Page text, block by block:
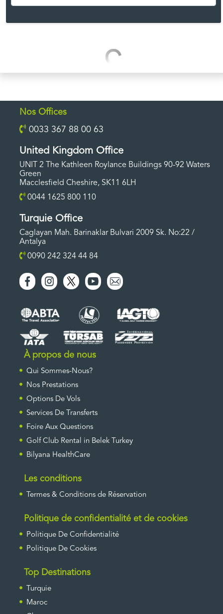
Nos Offices
0033 367 88 00 63
United Kingdom Office
UNIT 2 The Kathleen Roylance Buildings 90-92 Waters
Green
Macclesfield Cheshire, SK11 6LH
0044 1625 800 110
Turquie Office
Caglayan Mah. Barinaklar Bulvari 2009 Sk. No:22 /
Antalya
0090 242 324 44 84
À propos de nous
Qui Sommes-Nous?
Nos Prestations
Options De Vols
Services De Transferts
Foire Aux Questions
Golf Club Rental in Belek Turkey
Bilyana HealthCare
Les conditions
Termes & Conditions de Réservation
Politique de confidentialité et de cookies
Politique De Confidentialité
Politique De Cookies
Top Destinations
Turquie
Maroc